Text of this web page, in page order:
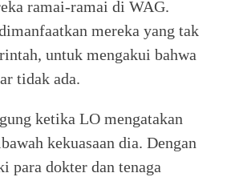
ramai-ramai di WAG.
mereka yang tak
untuk mengakui bahwa
tidak ada.
ketika LO mengatakan
kekuasaan dia. Dengan
para dokter dan tenaga